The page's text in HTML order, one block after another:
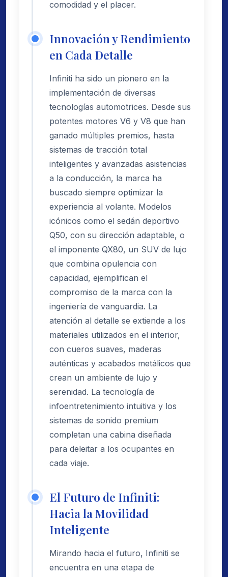
comodidad y el placer.
Innovación y Rendimiento
en Cada Detalle
Infiniti ha sido un pionero en la
implementación de diversas
tecnologías automotrices. Desde sus
potentes motores V6 y V8 que han
ganado múltiples premios, hasta
sistemas de tracción total
inteligentes y avanzadas asistencias
a la conducción, la marca ha
buscado siempre optimizar la
experiencia al volante. Modelos
icónicos como el sedán deportivo
Q50, con su dirección adaptable, o
el imponente QX80, un SUV de lujo
que combina opulencia con
capacidad, ejemplifican el
compromiso de la marca con la
ingeniería de vanguardia. La
atención al detalle se extiende a los
materiales utilizados en el interior,
con cueros suaves, maderas
auténticas y acabados metálicos que
crean un ambiente de lujo y
serenidad. La tecnología de
infoentretenimiento intuitiva y los
sistemas de sonido premium
completan una cabina diseñada
para deleitar a los ocupantes en
cada viaje.
El Futuro de Infiniti:
Hacia la Movilidad
Inteligente
Mirando hacia el futuro, Infiniti se
encuentra en una etapa de